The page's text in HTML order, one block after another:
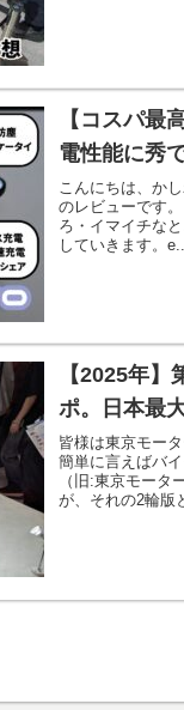
【コスパ
電性能に秀
こんにちは、か
のレビューです
ろ・イマイチな
していきます。e...
【2025年
ポ。日本最
皆様は東京モー
簡単に言えばバ
（旧:東京モータ
が、それの2輪版